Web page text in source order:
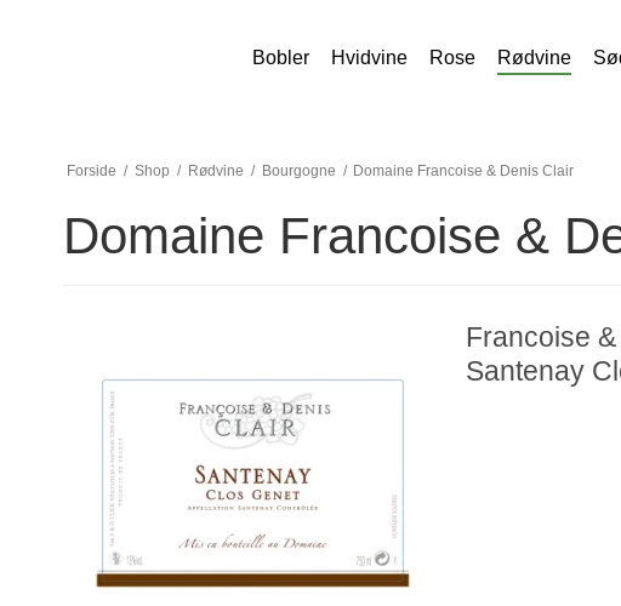
Bobler Hvidvine Rose Rødvine
Forside / Shop / Rødvine / Bourgogne / Domaine Francoise & Denis Clair
Domaine Francoise &
Francoise
Santenay